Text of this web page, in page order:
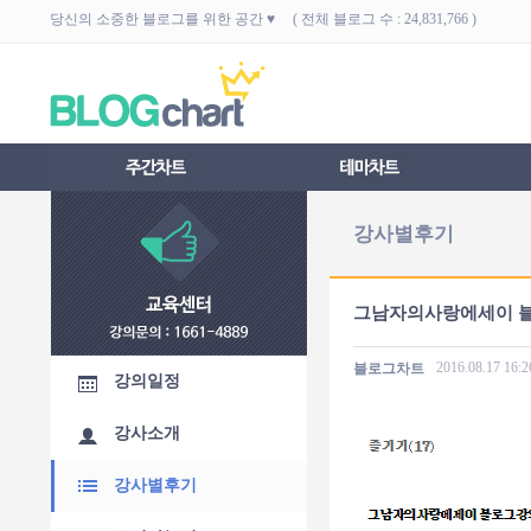
당신의 소중한 블로그를 위한 공간 ♥ ( 전체 블로그 수 : 24,831,766 )
강의일정
강사소개
강사별후기
강사별후기
그남자의사랑에세이
블로그차트 2016.08.17